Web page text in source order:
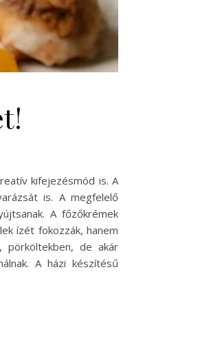
kifejezésmód is. A
is. A megfelelő
A főzőkrémek
ízét fokozzák, hanem
pörköltekben, de akár
A házi készítésű